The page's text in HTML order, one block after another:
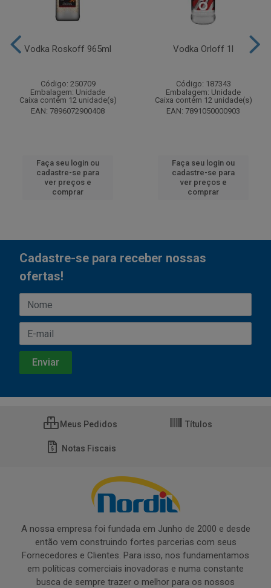
Vodka Roskoff 965ml
Código: 250709
Embalagem: Unidade
Caixa contém 12 unidade(s)
EAN: 7896072900408
Faça seu login ou
cadastre-se para
ver preços e
comprar
Vodka Orloff 1l
Código: 187343
Embalagem: Unidade
Caixa contém 12 unidade(s)
EAN: 7891050000903
Faça seu login ou
cadastre-se para
ver preços e
comprar
Cadastre-se para receber nossas
ofertas!
Meus Pedidos Títulos
Notas Fiscais
A nossa empresa foi fundada em Junho de 2000 e desde
então vem construindo fortes parcerias com seus
Fornecedores e Clientes. Para isso, nos fundamentamos
em políticas comerciais inovadoras e numa constante
busca de sempre trazer o melhor para os nossos